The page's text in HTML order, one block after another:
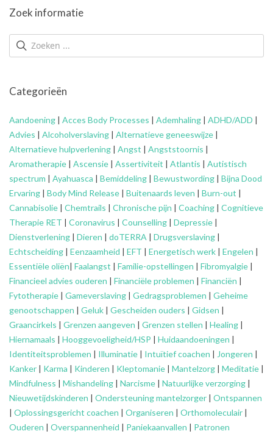
Zoek informatie
Categorieën
Aandoening | Acces Body Processes | Ademhaling | ADHD/ADD |
Advies | Alcoholverslaving | Alternatieve geneeswijze |
Alternatieve hulpverlening | Angst | Angststoornis |
Aromatherapie | Ascensie | Assertiviteit | Atlantis | Autistisch
spectrum | Ayahuasca | Bemiddeling | Bewustwording | Bijna Dood
Ervaring | Body Mind Release | Buitenaards leven | Burn-out |
Cannabisolie | Chemtrails | Chronische pijn | Coaching | Cognitieve
Therapie RET | Coronavirus | Counselling | Depressie |
Dienstverlening | Dieren | doTERRA | Drugsverslaving |
Echtscheiding | Eenzaamheid | EFT | Energetisch werk | Engelen |
Essentiële oliën| Faalangst | Familie-opstellingen | Fibromyalgie |
Financieel advies ouderen | Financiële problemen | Financiën |
Fytotherapie | Gameverslaving | Gedragsproblemen | Geheime
genootschappen | Geluk | Gescheiden ouders | Gidsen |
Graancirkels | Grenzen aangeven | Grenzen stellen | Healing |
Hiernamaals | Hooggevoeligheid/HSP | Huidaandoeningen |
Identiteitsproblemen | Illuminatie | Intuïtief coachen | Jongeren |
Kanker | Karma | Kinderen | Kleptomanie | Mantelzorg | Meditatie |
Mindfulness | Mishandeling | Narcisme | Natuurlijke verzorging |
Nieuwetijdskinderen | Ondersteuningmantelzorger | Ontspannen
| Oplossingsgericht coachen | Organiseren | Orthomoleculair |
Ouderen | Overspannenheid | Paniekaanvallen | Patronen